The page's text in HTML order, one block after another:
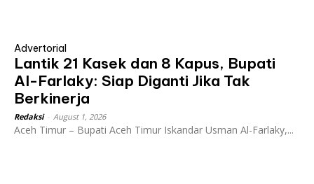
Advertorial
Lantik 21 Kasek dan 8 Kapus, Bupati
Al-Farlaky: Siap Diganti Jika Tak
Berkinerja
Redaksi August 1, 2026
Aceh Timur – Bupati Aceh Timur Iskandar Usman Al-Farlaky,...